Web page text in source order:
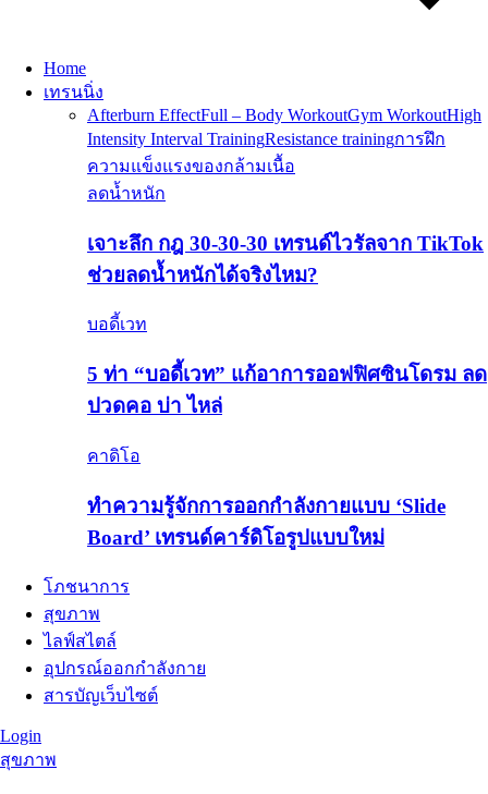
Home
เทรนนิ่ง
Afterburn EffectFull – Body WorkoutGym WorkoutHigh
Intensity Interval TrainingResistance trainingการฝึก
ความแข็งแรงของกล้ามเนื้อ
ลดน้ำหนัก
เจาะลึก กฎ 30-30-30 เทรนด์ไวรัลจาก TikTok
ช่วยลดน้ำหนักได้จริงไหม?
บอดี้เวท
5 ท่า “บอดี้เวท” แก้อาการออฟฟิศซินโดรม ลด
ปวดคอ บ่า ไหล่
คาดิโอ
ทำความรู้จักการออกกำลังกายแบบ ‘Slide
Board’ เทรนด์คาร์ดิโอรูปแบบใหม่
โภชนาการ
สุขภาพ
ไลฟ์สไตล์
อุปกรณ์ออกกำลังกาย
สารบัญเว็บไซต์
Login
สุขภาพ